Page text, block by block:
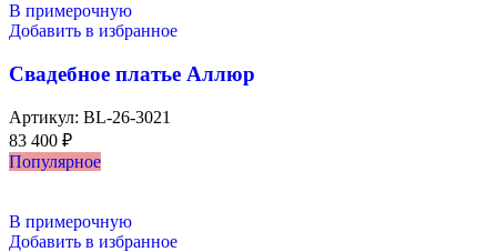
В примерочную
Добавить в избранное
Свадебное платье Аллюр
Артикул: BL-26-3021
83 400 ₽
Популярное
В примерочную
Добавить в избранное